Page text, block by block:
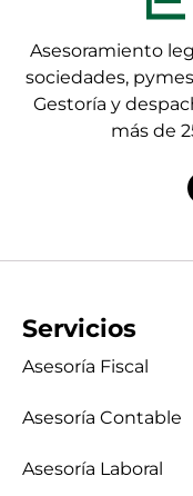
Asesoramiento
sociedades,
Gestoría y
más de
Servicios
Asesoría Fiscal
Asesoría Contable
Asesoría Laboral